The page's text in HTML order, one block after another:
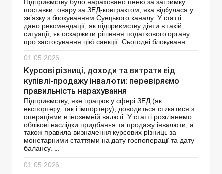
Підприємству було нараховано пеню за затримку
поставки товару за ЗЕД-контрактом, яка відбулася у
зв’язку з блокуванням Суецького каналу. У статті
дано рекомендації, як підприємству діяти в такій
ситуації, як оскаржити рішення податкового органу
про застосування цієї санкції. Сьогодні блокуванн...
01.05.2026
Курсові різниці, доходи та витрати від
купівлі-продажу інвалюти: перевіряємо
правильність нарахування
Підприємству, яке працює у сфері ЗЕД (як
експортеру, так і імпортеру), доводиться стикатися з
операціями в іноземній валюті. У статті розглянемо
облікові наслідки придбання та продажу інвалюти, а
також правила визначення курсових різниць за
монетарними статтями на дату госпоперації та дату
балансу. ...
01.05.2026